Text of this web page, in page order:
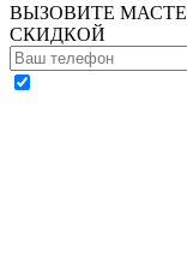
ВЫЗОВИТЕ
СКИДКОЙ